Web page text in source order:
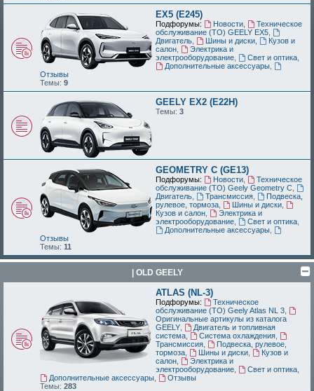
EX5 (E245)
Подфорумы: Новости,
Техническое
обслуживание (ТО) GEELY EX5
Двигатель
Шины и диски,
Кузов и
салон
Электрика и
электрооборудование
Свет и оптика,
Дополнительные аксессуары,
Отзывы
Темы: 9
GEELY EX2 (E22H)
Темы: 3
GEOMETRY C (GE13)
Подфорумы: Новости,
Техническое
обслуживание (ТО) Geely Geometry C
Двигатель
Трансмиссия,
Подвеска,
рулевое, тормоза
Шины и диски,
Кузов и салон
Электрика и
электрооборудование
Свет и оптика,
Дополнительные аксессуары,
Отзывы
Темы: 11
| OLD GEELY
ATLAS (NL-3)
Подфорумы:
Техническое
обслуживание (ТО) Geely Atlas NL 3
Оригинальные артикулы из каталога
GEELY
Двигатель и топливная
система
Система охлаждения,
Трансмиссия
Подвеска, рулевое,
тормоза
Шины и диски,
Кузов и
салон
Электрика и
электрооборудование
Свет и оптика,
Дополнительные аксессуары,
Отзывы
Темы: 283